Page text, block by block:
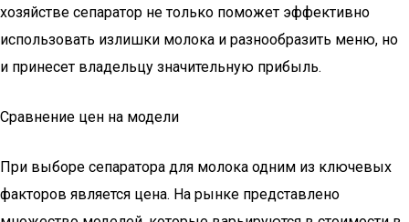
хозяйстве сепаратор не только поможет эффективно
использовать излишки молока и разнообразить меню, но
и принесет владельцу значительную прибыль.
Сравнение цен на модели
При выборе сепаратора для молока одним из ключевых
факторов является цена. На рынке представлено